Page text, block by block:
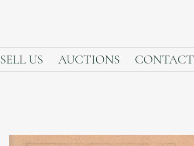
SELL US AUCTIONS CONTACT